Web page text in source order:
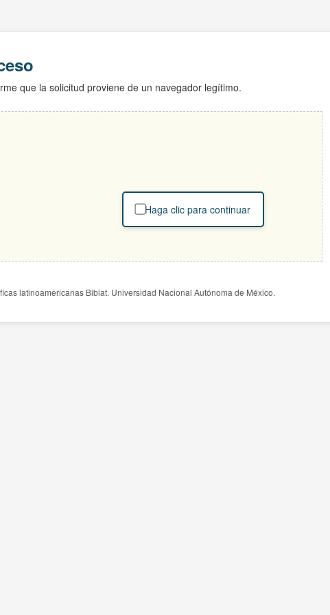
que la solicitud proviene de un navegador legítimo.
Haga clic para continuar
latinoamericanas Biblat. Universidad Nacional Autónoma de México.